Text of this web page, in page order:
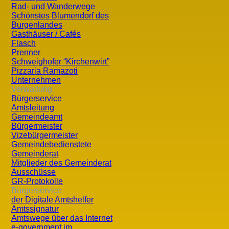
Rad- und Wanderwege
Schönstes Blumendorf des
Burgenlandes
Gasthäuser / Cafés
Flasch
Prenner
Schweighofer “Kirchenwirt”
Pizzaria Ramazoti
Unternehmen
Verwaltung
Bürgerservice
Amtsleitung
Gemeindeamt
Bürgermeister
Vizebürgermeister
Gemeindebedienstete
Gemeinderat
Mitglieder des Gemeinderat
Ausschüsse
GR-Protokolle
Bürgerservice
der Digitale Amtshelfer
Amtssignatur
Amtswege über das Internet
e-government im
Wolfauer lebten in 266 Häusern. In der Folge nahm die
diesem Jahr stieg die Einwohnerzahl wiederum. Laut
nunmehr in 415 Häusern. Nach der letzten Volkszählung
Das herausragendste Ereignis in der jüngeren
kulturellen und wirtschaftlichen Bedeutung für das obere
Aktuell
Termine
Mitteilungsblätter
Fundgrube
GR-Protokolle